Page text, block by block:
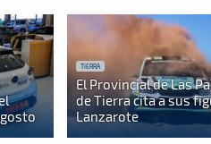
TIERRA
El Provincial de Las
de Tierra cita a sus
Lanzarote